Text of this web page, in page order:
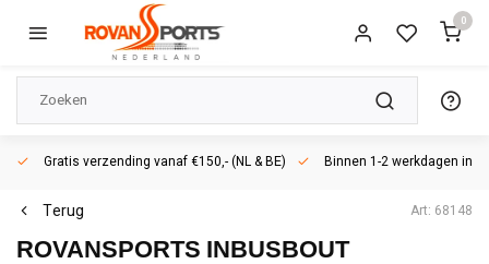
0
Gratis verzending vanaf €150,- (NL & BE) Binnen 1-2 werkdagen in
Terug Art: 68148
ROVANSPORTS INBUSBOUT